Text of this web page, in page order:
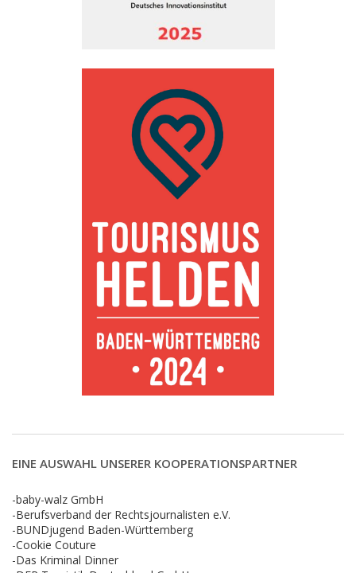
EINE AUSWAHL UNSERER KOOPERATIONSPARTNER
-baby-walz GmbH
-Berufsverband der Rechtsjournalisten e.V.
-BUNDjugend Baden-Württemberg
-Cookie Couture
-Das Kriminal Dinner